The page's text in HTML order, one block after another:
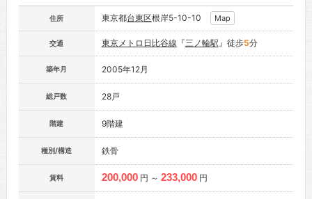
住所 東京都台東区根岸5-10-10 Map
交通 東京メトロ日比谷線 『三ノ輪駅』徒歩5分
築年月 2005年12月
総戸数 28戸
階建 9階建
種別/構造 鉄骨
賃料 200,000 円 ～ 233,000 円